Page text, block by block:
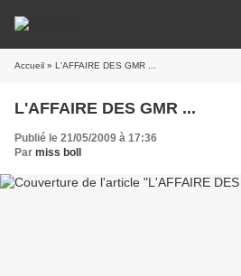
Accueil » L'AFFAIRE DES GMR ...
L'AFFAIRE DES GMR ...
Publié le 21/05/2009 à 17:36
Par miss boll